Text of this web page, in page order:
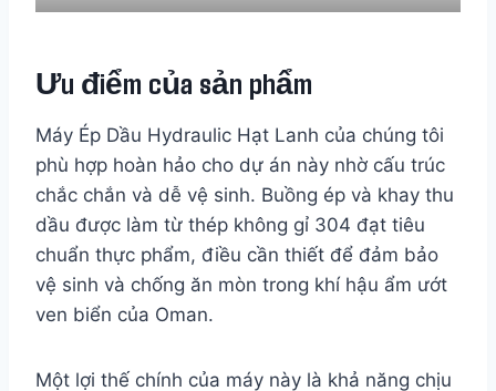
Ưu điểm của sản phẩm
Máy Ép Dầu Hydraulic Hạt Lanh của chúng tôi
phù hợp hoàn hảo cho dự án này nhờ cấu trúc
chắc chắn và dễ vệ sinh. Buồng ép và khay thu
dầu được làm từ thép không gỉ 304 đạt tiêu
chuẩn thực phẩm, điều cần thiết để đảm bảo
vệ sinh và chống ăn mòn trong khí hậu ẩm ướt
ven biển của Oman.
Một lợi thế chính của máy này là khả năng chịu